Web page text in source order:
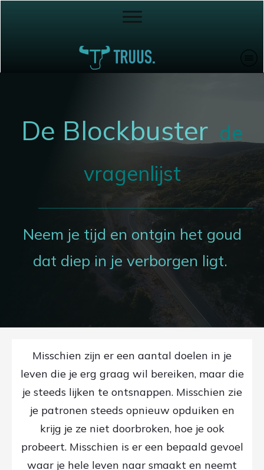
De Blockbuster de
vragenlijst
Neem je tijd en ontgin het goud
dat diep in je verborgen ligt.
Misschien zijn er een aantal doelen in je
leven die je erg graag wil bereiken, maar die
je steeds lijken te ontsnappen. Misschien zie
je patronen steeds opnieuw opduiken en
krijg je ze niet doorbroken, hoe je ook
probeert. Misschien is er een bepaald gevoel
waar je hele leven naar smaakt en neemt